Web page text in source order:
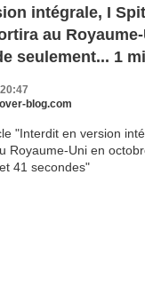
intégrale, I
au
seulement... 1
blog.com